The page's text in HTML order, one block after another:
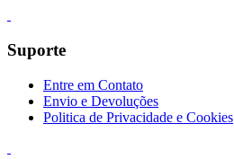
Suporte
Entre em Contato
Envio e Devoluções
Politica de Privacidade e Cookies